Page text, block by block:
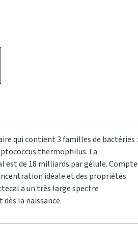
qui contient 3 familles de bactéries :
thermophilus. La
est de 18 milliards par gélule. Compte
idéale et des propriétés
a un très large spectre
la naissance.